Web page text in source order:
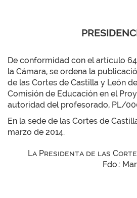
De conformidad con el artículo
la Cámara, se ordena la
de las Cortes de Castilla y León
Comisión de Educación en el
autoridad del profesorado, PL/
En la sede de las Cortes de
marzo de 2014.
La Presidenta de las
Fdo.: